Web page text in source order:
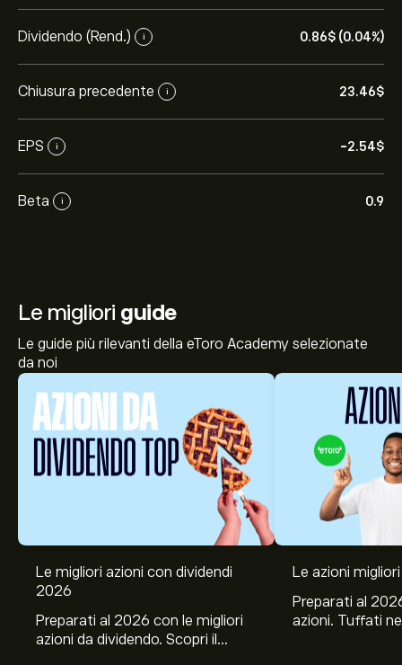
Dividendo (Rend.) i 0.86‎$‎ (0.04%)
Chiusura precedente i 23.46‎$‎
EPS i -2.54‎$‎
Beta i 0.9
Le migliori guide
Le guide più rilevanti della eToro Academy selezionate
da noi
Le migliori azioni con dividendi
2026
Preparati al 2026 con le migliori
azioni da dividendo. Scopri il
Le azioni
Preparati al
azioni. Tuffati